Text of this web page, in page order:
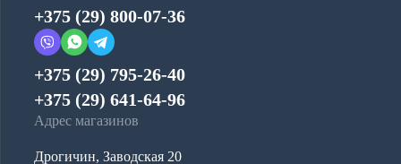
+375 (29) 800-07-36
+375 (29) 795-26-40
+375 (29) 641-64-96
Адрес магазинов
Дрогичин, Заводская 20